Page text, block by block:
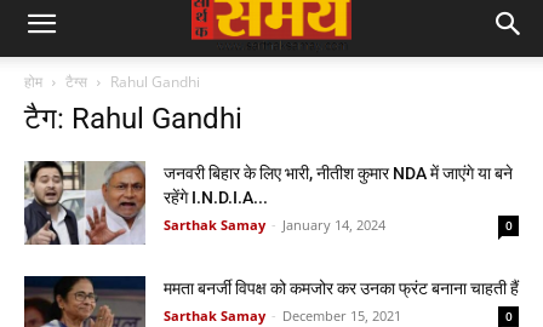
होम टैग्स Rahul Gandhi
टैग: Rahul Gandhi
जनवरी बिहार के लिए भारी, नीतीश कुमार NDA में जाएंगे या बने
रहेंगे I.N.D.I.A...
Sarthak Samay - January 14, 2024 0
ममता बनर्जी विपक्ष को कमजोर कर उनका फ्रंट बनाना चाहती हैं
Sarthak Samay - December 15, 2021 0